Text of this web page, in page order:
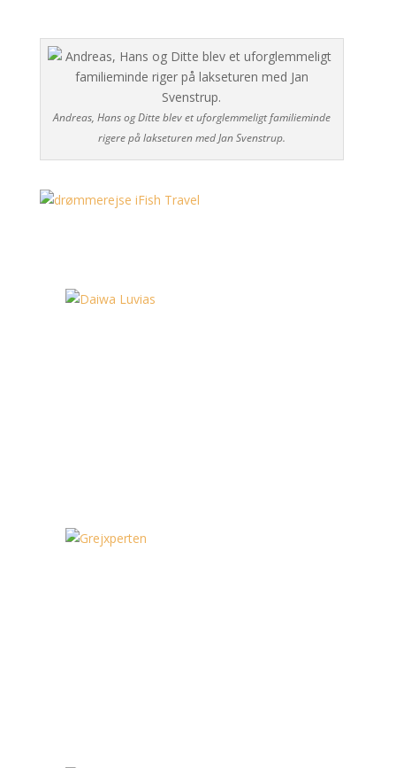
Andreas, Hans og Ditte blev et uforglemmeligt familieminde
rigere på lakseturen med Jan Svenstrup.